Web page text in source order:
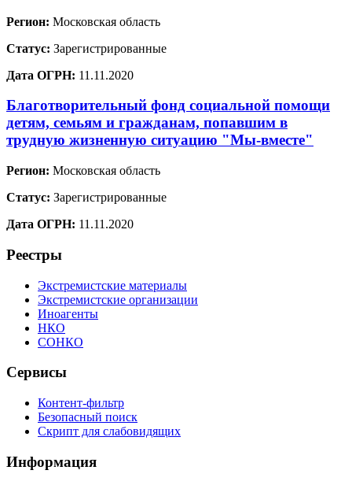
Регион: Московская область
Статус: Зарегистрированные
Дата ОГРН: 11.11.2020
Благотворительный фонд социальной помощи
детям, семьям и гражданам, попавшим в
трудную жизненную ситуацию "Мы-вместе"
Регион: Московская область
Статус: Зарегистрированные
Дата ОГРН: 11.11.2020
Реестры
Экстремистские материалы
Экстремистские организации
Иноагенты
НКО
СОНКО
Сервисы
Контент-фильтр
Безопасный поиск
Скрипт для слабовидящих
Информация